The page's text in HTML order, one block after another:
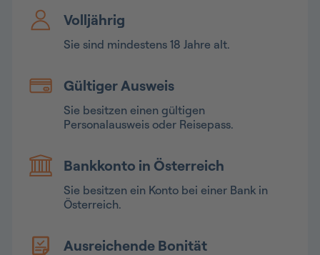
Volljährig
Sie sind mindestens 18 Jahre alt.
Gültiger Ausweis
Sie besitzen einen gültigen
Personalausweis oder Reisepass.
Bankkonto in Österreich
Sie besitzen ein Konto bei einer Bank in
Österreich.
Ausreichende Bonität